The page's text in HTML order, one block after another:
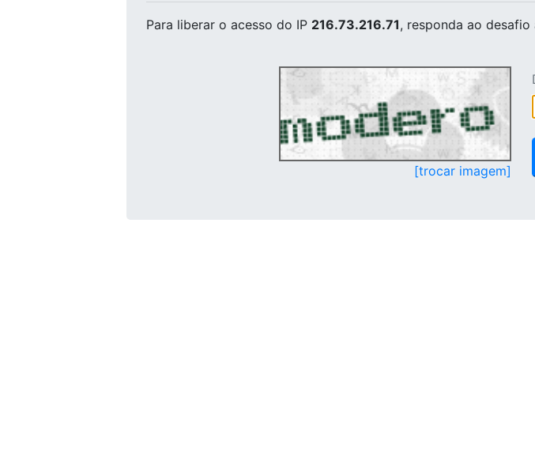
Para liberar o acesso do IP 216.73.216.71, responda ao desafio
[trocar imagem]